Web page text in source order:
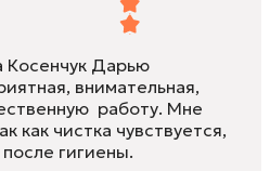
Косенчук Дарью
внимательная,
работу. Мне
как чистка чувствуется,
гигиены.